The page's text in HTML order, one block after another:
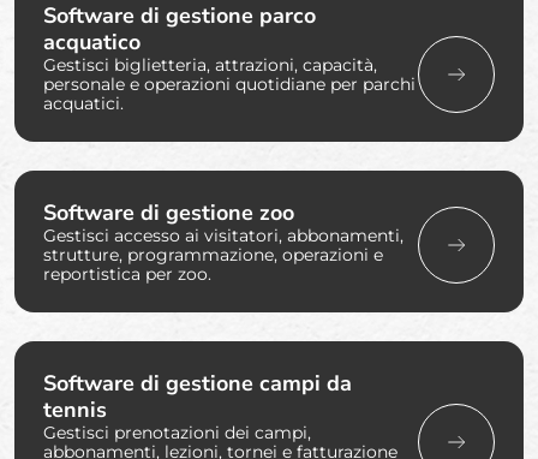
Software di gestione parco
acquatico
Gestisci biglietteria, attrazioni, capacità,
personale e operazioni quotidiane per parchi
acquatici.
Software di gestione zoo
Gestisci accesso ai visitatori, abbonamenti,
strutture, programmazione, operazioni e
reportistica per zoo.
Software di gestione campi da
tennis
Gestisci prenotazioni dei campi,
abbonamenti, lezioni, tornei e fatturazione